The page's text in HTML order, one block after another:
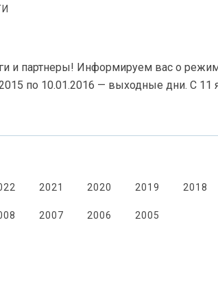
и партнеры! Информируем вас о
по 10.01.2016 — выходные дни. С 11
2021 2020 2019 2018
2007 2006 2005